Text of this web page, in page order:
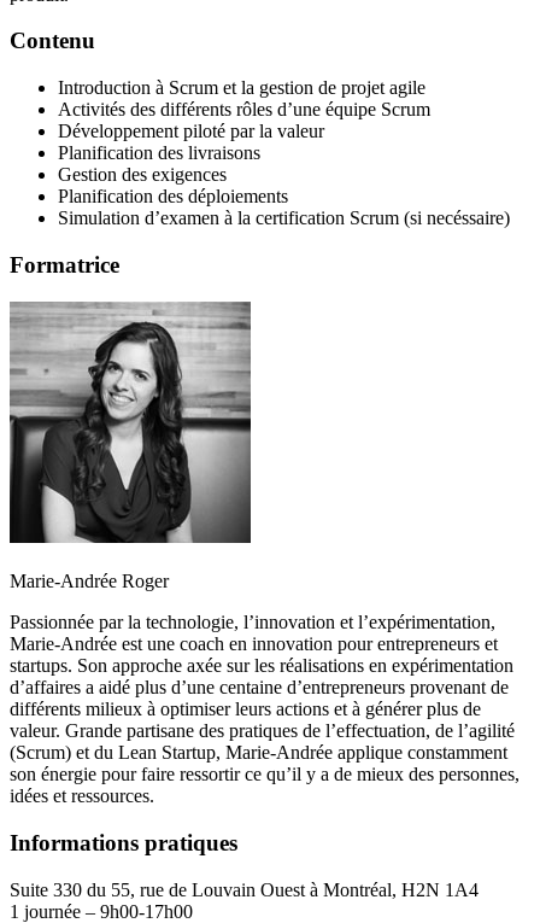
Contenu
Introduction à Scrum et la gestion de projet agile
Activités des différents rôles d’une équipe Scrum
Développement piloté par la valeur
Planification des livraisons
Gestion des exigences
Planification des déploiements
Simulation d’examen à la certification Scrum (si necéssaire)
Formatrice
Marie-Andrée Roger
Passionnée par la technologie, l’innovation et l’expérimentation,
Marie-Andrée est une coach en innovation pour entrepreneurs et
startups. Son approche axée sur les réalisations en expérimentation
d’affaires a aidé plus d’une centaine d’entrepreneurs provenant de
différents milieux à optimiser leurs actions et à générer plus de
valeur. Grande partisane des pratiques de l’effectuation, de l’agilité
(Scrum) et du Lean Startup, Marie-Andrée applique constamment
son énergie pour faire ressortir ce qu’il y a de mieux des personnes,
idées et ressources.
Informations pratiques
Suite 330 du 55, rue de Louvain Ouest à Montréal, H2N 1A4
1 journée – 9h00-17h00